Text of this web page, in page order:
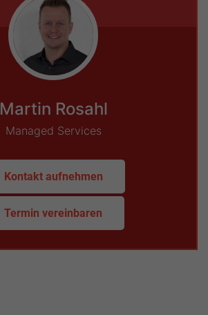
Martin Rosahl
Managed Services
Kontakt aufnehmen
Termin vereinbaren